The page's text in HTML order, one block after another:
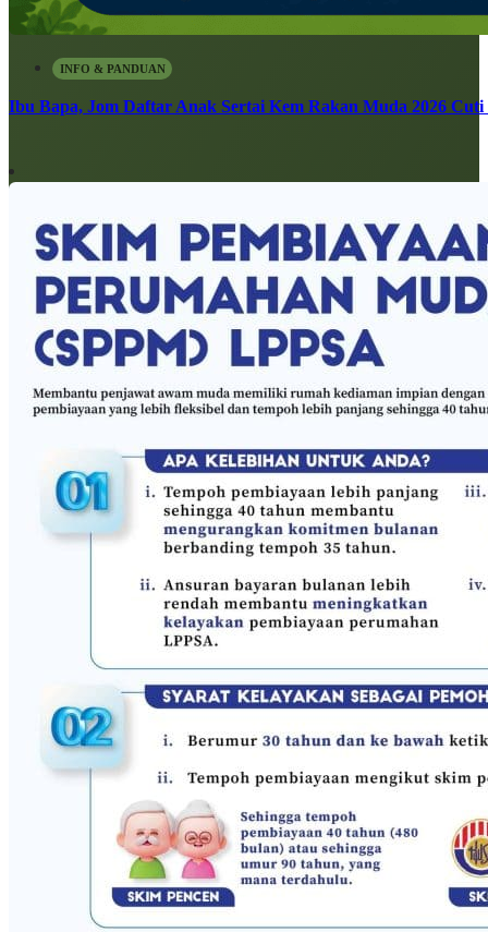
INFO & PANDUAN
Ibu Bapa, Jom Daftar Anak Sertai Kem Rakan Muda 2026